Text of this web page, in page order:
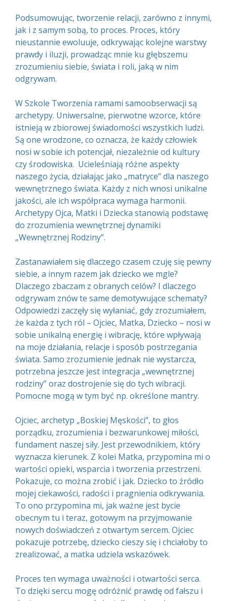
Podsumowując, tworzenie relacji, zarówno z innymi,
jak i z samym sobą, to proces. Proces, który
nieustannie ewoluuje, odkrywając kolejne warstwy
prawdy i iluzji, prowadząc mnie ku głębszemu
zrozumieniu siebie, świata i roli, jaką w nim
odgrywam.
W Szkole Tworzenia ramami samoobserwacji są
archetypy. Uniwersalne, pierwotne wzorce, które
istnieją w zbiorowej świadomości wszystkich ludzi.
Są one wrodzone, co oznacza, że każdy człowiek
nosi w sobie ich potencjał, niezależnie od kultury
czy środowiska. Ucieleśniają różne aspekty
naszego życia, działając jako „matryce” dla naszego
wewnętrznego świata. Każdy z nich wnosi unikalne
jakości, ale ich współpraca wymaga harmonii.
Archetypy Ojca, Matki i Dziecka stanowią podstawę
do zrozumienia wewnętrznej dynamiki
„Wewnętrznej Rodziny”.
Zastanawiałem się dlaczego czasem czuję się pewny
siebie, a innym razem jak dziecko we mgle?
Dlaczego zbaczam z obranych celów? I dlaczego
odgrywam znów te same demotywujące schematy?
Odpowiedzi zaczęły się wyłaniać, gdy zrozumiałem,
że każda z tych ról – Ojciec, Matka, Dziecko – nosi w
sobie unikalną energię i wibrację, które wpływają
na moje działania, relacje i sposób postrzegania
świata. Samo zrozumienie jednak nie wystarcza,
potrzebna jeszcze jest integracja „wewnętrznej
rodziny” oraz dostrojenie się do tych wibracji.
Pomocne mogą w tym być np. określone mantry.
Ojciec, archetyp „Boskiej Męskości”, to głos
porządku, zrozumienia i bezwarunkowej miłości,
fundament naszej siły. Jest przewodnikiem, który
wyznacza kierunek. Z kolei Matka, przypomina mi o
wartości opieki, wsparcia i tworzenia przestrzeni.
Pokazuje, co można zrobić i jak. Dziecko to źródło
mojej ciekawości, radości i pragnienia odkrywania.
To ono przypomina mi, jak ważne jest bycie
obecnym tu i teraz, gotowym na przyjmowanie
nowych doświadczeń z otwartym sercem. Ojciec
pokazuje potrzebę, dziecko cieszy się i chciałoby to
zrealizować, a matka udziela wskazówek.
Proces ten wymaga uważności i otwartości serca.
To dzięki sercu mogę odróżnić prawdę od fałszu i